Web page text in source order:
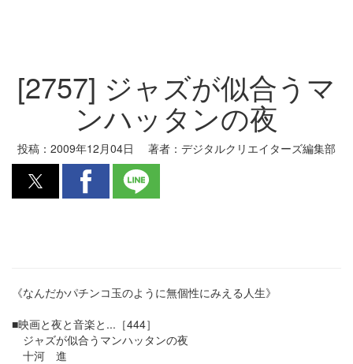
[2757] ジャズが似合うマ
ンハッタンの夜
投稿： 2009年12月04日 著者： デジタルクリエイターズ編集部
《なんだかパチンコ玉のように無個性にみえる人生》
■映画と夜と音楽と...［444］
ジャズが似合うマンハッタンの夜
十河 進